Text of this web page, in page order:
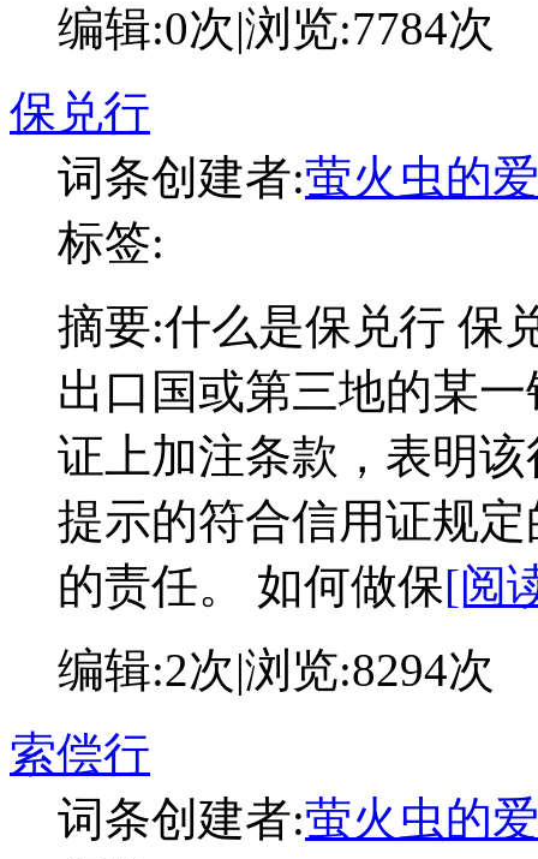
编辑:0次|浏览:7784次
保兑行
词条创建者:萤火虫的
标签:
摘要:什么是保兑行 保
出口国或第三地的某
证上加注条款，表明
提示的符合信用证规
的责任。 如何做保[阅
编辑:2次|浏览:8294次
索偿行
词条创建者:萤火虫的